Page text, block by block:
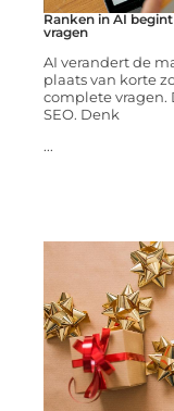
Ranken in AI
vragen
AI verandert de
plaats van korte
complete vragen.
SEO. Denk
...